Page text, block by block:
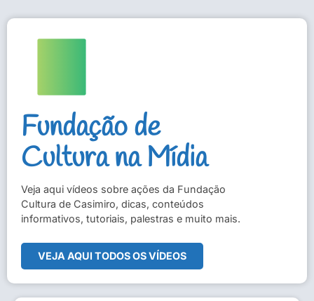
Fundação de
Cultura na Mídia
Veja aqui vídeos sobre ações da Fundação
Cultura de Casimiro, dicas, conteúdos
informativos, tutoriais, palestras e muito mais.
VEJA AQUI TODOS OS VÍDEOS